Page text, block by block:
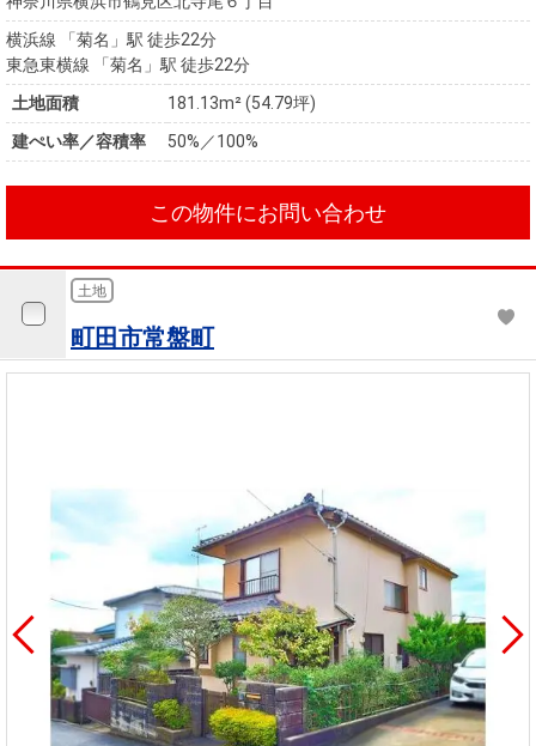
横浜線 「菊名」駅 徒歩22分
東急東横線 「菊名」駅 徒歩22分
土地面積
181.13m² (54.79坪)
建ぺい率／容積率
50%／100%
この物件にお問い合わせ
土地
町田市常盤町